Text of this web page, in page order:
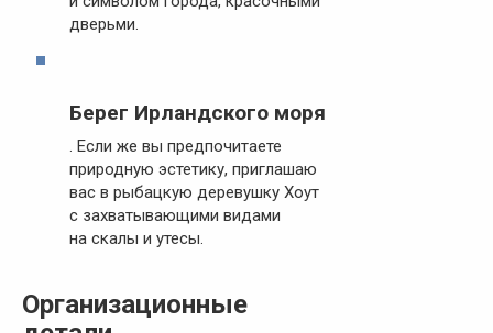
дверьми.
Берег Ирландского моря
. Если же вы предпочитаете
природную эстетику, приглашаю
вас в рыбацкую деревушку Хоут
с захватывающими видами
на скалы и утесы.
Организационные